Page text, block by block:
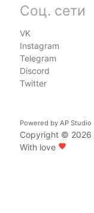
Соц. сети
VK
Instagram
Telegram
Discord
Twitter
Powered by AP Studio
Copyright © 2026
With love favorite